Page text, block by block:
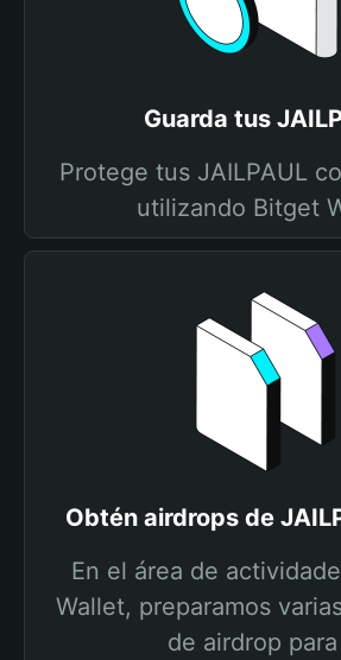
Guarda tus
Protege tus JAILPAUL
utilizando Bitget
Obtén airdrops de
En el área de
Wallet, preparamos
de airdrop